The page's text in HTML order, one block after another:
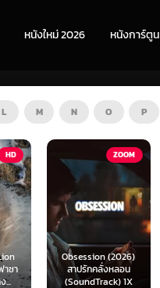
หนังใหม่ 2026 หนังการ์ตูน
L M N O P
น
HD
Survive (2024) ต้อง
รอด (พากย์ไทย)